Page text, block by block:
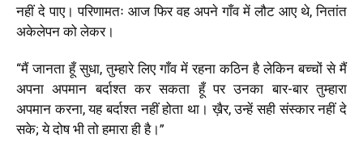
नहीं दे पाए। परिणामतः आज फिर वह अपने गाँव में लौट आए थे, नितांत
अकेलेपन को लेकर।
“मैं जानता हूँ सुधा, तुम्हारे लिए गाँव में रहना कठिन है लेकिन बच्चों से मैं
अपना अपमान बर्दाश्त कर सकता हूँ पर उनका बार-बार तुम्हारा
अपमान करना, यह बर्दाश्त नहीं होता था। ख़ैर, उन्हें सही संस्कार नहीं दे
सके; ये दोष भी तो हमारा ही है।”